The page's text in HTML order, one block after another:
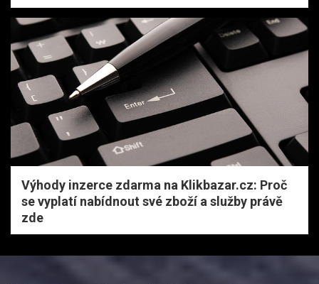
Výhody inzerce zdarma na Klikbazar.cz: Proč
se vyplatí nabídnout své zboží a služby právě
zde